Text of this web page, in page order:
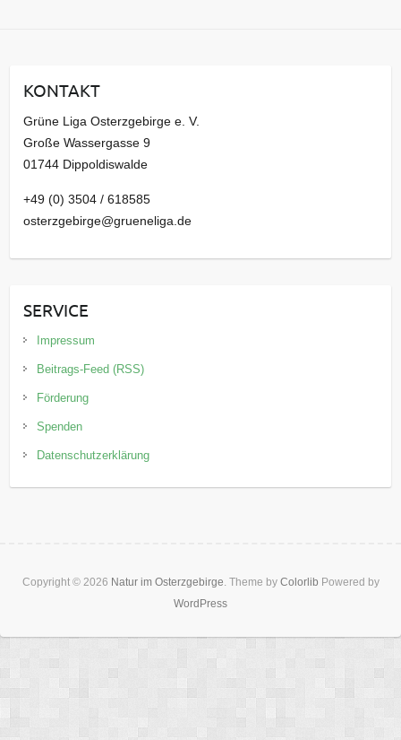
v
KONTAKT
Grüne Liga Osterzgebirge e. V.
Große Wassergasse 9
01744 Dippoldiswalde
+49 (0) 3504 / 618585
osterzgebirge@grueneliga.de
SERVICE
Impressum
Beitrags-Feed (RSS)
Förderung
Spenden
Datenschutzerklärung
Copyright © 2026 Natur im Osterzgebirge. Theme by Colorlib Powered by
WordPress